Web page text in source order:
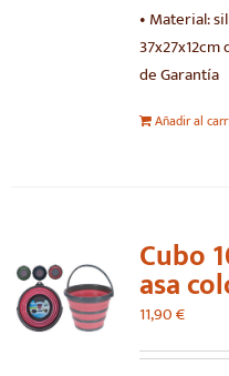
• Material:
de Garantía
Añadir al
Cubo
asa
11,90€